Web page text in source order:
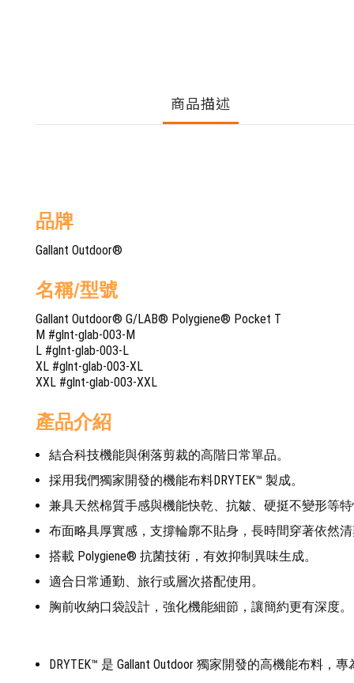
商品描述
品牌
Gallant Outdoor®
名稱/型號
Gallant Outdoor® G/LAB® Polygiene® Pocket T
M #glnt-glab-003-M
L #glnt-glab-003-L
XL #glnt-glab-003-XL
XXL #glnt-glab-003-XXL
產品介紹
結合科技機能與俐落剪裁的高階日常單品。
採用我們獨家開發的機能布料DRYTEK™ 製成。
兼具天然棉質手感與機能快乾、抗皺、硬挺不變形等
布面略具厚實感，支撐輪廓不貼身，長時間穿著依然
搭載 Polygiene® 抗菌技術，有效抑制異味生成。
適合日常通勤、旅行或層次搭配使用。
胸前收納口袋設計，強化機能細節，讓簡約更有深度。
DRYTEK™ 是 Gallant Outdoor 獨家開發的高機能布料，